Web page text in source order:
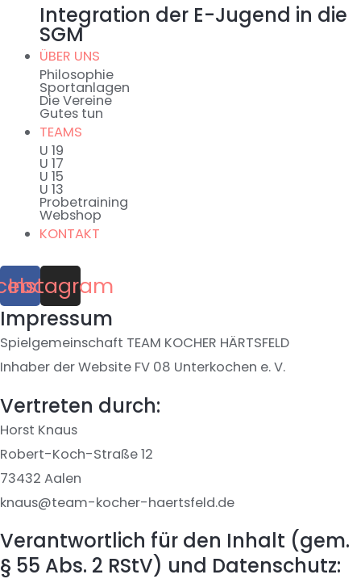
Integration der E-Jugend in die
SGM
ÜBER UNS
Philosophie
Sportanlagen
Die Vereine
Gutes tun
TEAMS
U 19
U 17
U 15
U 13
Probetraining
Webshop
KONTAKT
Instagram
Impressum
Spielgemeinschaft TEAM KOCHER HÄRTSFELD
Inhaber der Website FV 08 Unterkochen e. V.
Vertreten durch:
Horst Knaus
Robert-Koch-Straße 12
73432 Aalen
knaus@team-kocher-haertsfeld.de
Verantwortlich für den Inhalt (gem.
§ 55 Abs. 2 RStV) und Datenschutz: